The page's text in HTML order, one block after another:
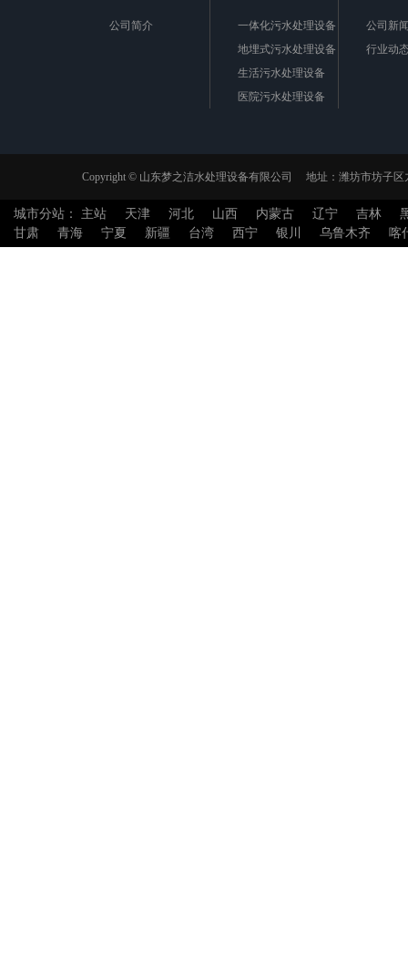
公司简介
一体化污水处理设备
地埋式污水处理设备
生活污水处理设备
医院污水处理设备
污水处理一体机
一体化泵站
公司新
行业动
Copyright © 山东梦之洁水处理设备有限公司 地址：潍坊市坊子
城市分站： 主站 天津 河北 山西 内蒙古 辽宁 吉林
甘肃
青海 宁夏 新疆 台湾 西宁 银川 乌鲁木齐 喀